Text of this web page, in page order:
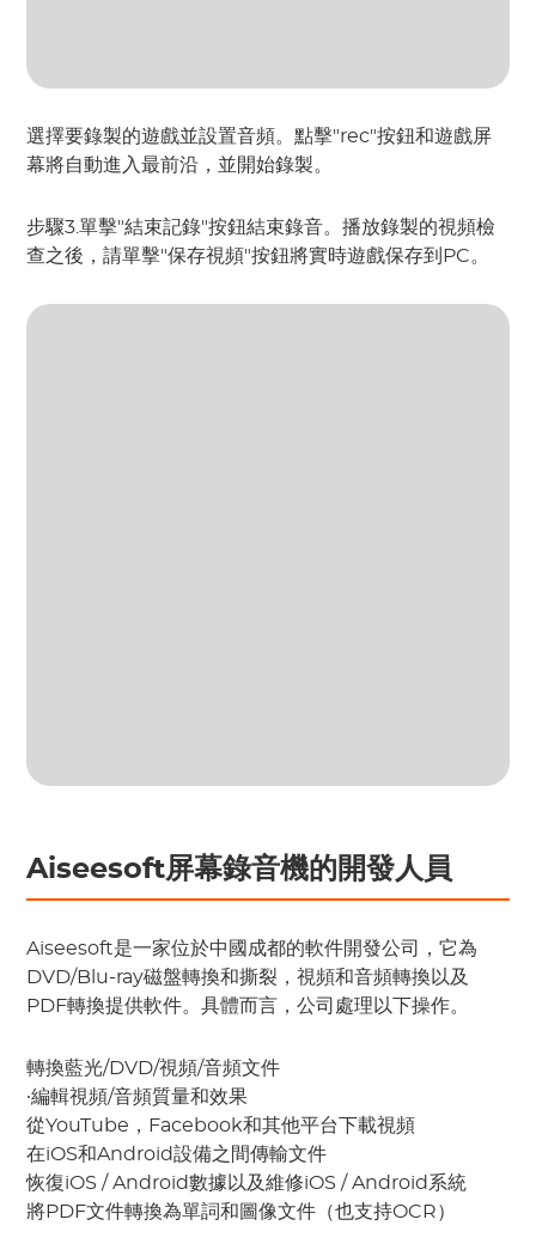
選擇要錄製的遊戲並設置音頻。點擊"rec"按鈕和遊戲屏
幕將自動進入最前沿，並開始錄製。
步驟3.單擊"結束記錄"按鈕結束錄音。播放錄製的視頻檢
查之後，請單擊"保存視頻"按鈕將實時遊戲保存到PC。
Aiseesoft屏幕錄音機的開發人員
Aiseesoft是一家位於中國成都的軟件開發公司，它為
DVD/Blu-ray磁盤轉換和撕裂，視頻和音頻轉換以及
PDF轉換提供軟件。具體而言，公司處理以下操作。
轉換藍光/DVD/視頻/音頻文件
∙編輯視頻/音頻質量和效果
從YouTube，Facebook和其他平台下載視頻
在iOS和Android設備之間傳輸文件
恢復iOS / Android數據以及維修iOS / Android系統
將PDF文件轉換為單詞和圖像文件（也支持OCR）